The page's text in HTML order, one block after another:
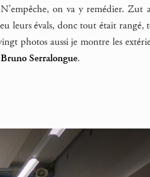
on va y remédier. Zut
leurs évals, donc tout était
photos aussi je montre les
Bruno Serralongue.